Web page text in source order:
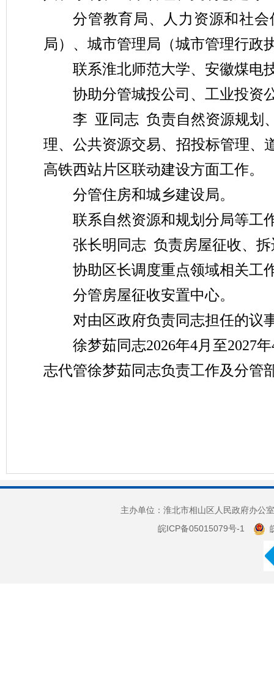
分管教育局、人力资源和社会
局）、城市管理局（城市管理行政
联系淮北师范大学、 安徽煤电
协助分管城投公司、工业投资
李 亚 同志 负责自然资源规划
理、公共资源交易、 招投标管理、
高铁西站片区联动建设方面工作。
分管住房和城乡建设局。
联系自然资源和规划分局等工
张长明同志 负责房屋征收、 拆
协助区长调度重点领域相关工
分管房屋征收安置中心。
对由区政府负责同志担任的议
徐梦茹同志2026年4月至2027年
志代管徐梦茹同志负责工作及分管
主办单位：淮北市相山区人民政府办
皖ICP备05015079号-1